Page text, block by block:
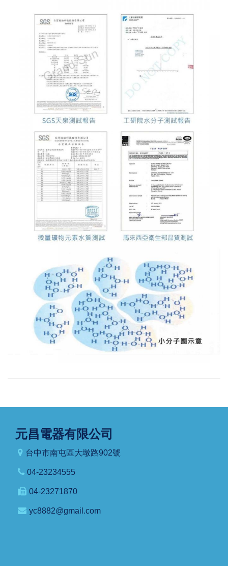
元昌電器有限公司
台中市南屯區大墩路902號
04-23234555
04-23271870
yc8882@gmail.com